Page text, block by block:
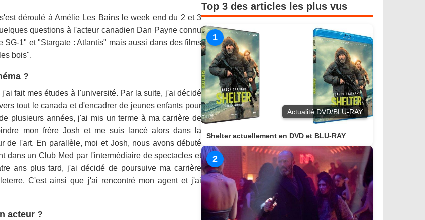
déroulé à Amélie Les Bains le week end du 2 et 3
questions à l'acteur canadien Dan Payne connu
1" et "Stargate : Atlantis" mais aussi dans des films
bois".
?
fait mes études à l'université. Par la suite, j'ai décidé
tout le canada et d'encadrer de jeunes enfants pour
plusieurs années, j'ai mis un terme à ma carrière de
mon frère Josh et me suis lancé alors dans la
de l'art. En parallèle, moi et Josh, nous avons débuté
dans un Club Med par l'intermédiaire de spectacles et
ans plus tard, j'ai décidé de poursuive ma carrière
C'est ainsi que j'ai rencontré mon agent et j'ai
acteur ?
Top 3 des articles les plus vus
1
Actualité DVD/BLU-RAY
Shelter actuellement en DVD et BLU-RAY
2